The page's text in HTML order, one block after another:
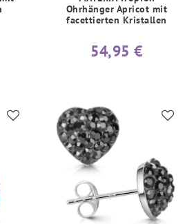
Ohrhänger Apricot mit
facettierten Kristallen
54,95 €